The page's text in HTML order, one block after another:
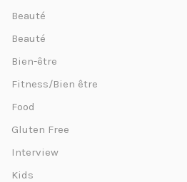
Beauté
Beauté
Bien-être
Fitness/Bien être
Food
Gluten Free
Interview
Kids